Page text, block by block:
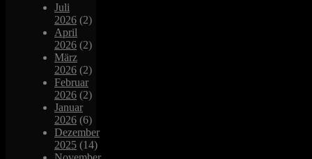
Juli
2026 (2)
April
2026 (2)
März
2026 (2)
Februar
2026 (2)
Januar
2026 (6)
Dezember
2025 (14)